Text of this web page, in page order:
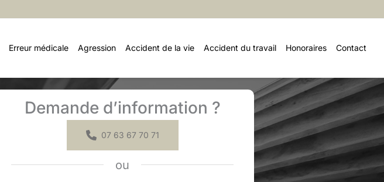
Erreur médicale Agression Accident de la vie Accident du travail Honoraires Contact
Demande d’information ?
07 63 67 70 71
ou